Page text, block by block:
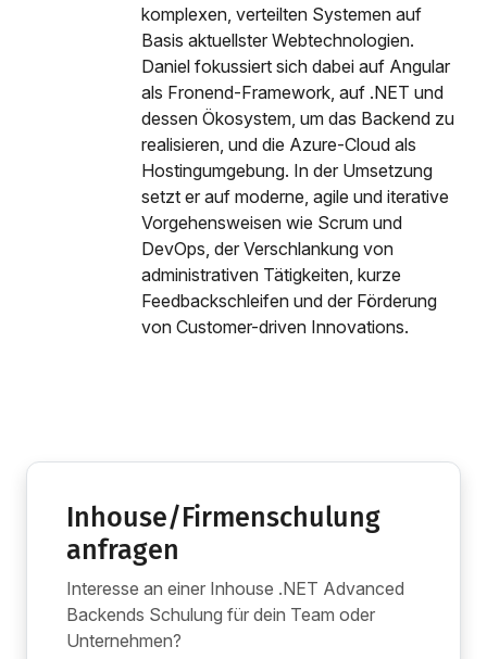
komplexen, verteilten Systemen auf
Basis aktuellster Webtechnologien.
Daniel fokussiert sich dabei auf Angular
als Fronend-Framework, auf .NET und
dessen Ökosystem, um das Backend zu
realisieren, und die Azure-Cloud als
Hostingumgebung. In der Umsetzung
setzt er auf moderne, agile und iterative
Vorgehensweisen wie Scrum und
DevOps, der Verschlankung von
administrativen Tätigkeiten, kurze
Feedbackschleifen und der Förderung
von Customer-driven Innovations.
Inhouse/Firmenschulung
anfragen
Interesse an einer Inhouse .NET Advanced
Backends Schulung für dein Team oder
Unternehmen?